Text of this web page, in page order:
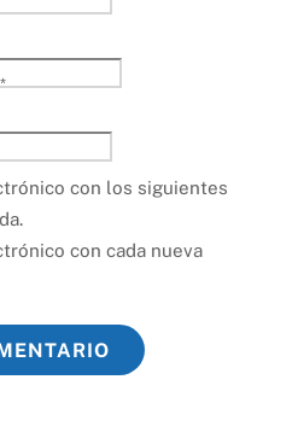
*
con los siguientes
con cada nueva